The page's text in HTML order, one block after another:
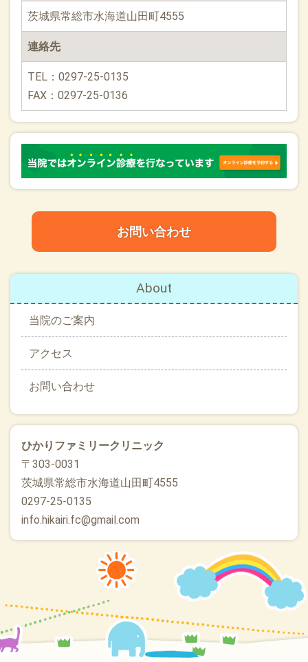
茨城県常総市水海道山田町4555
連絡先
TEL：0297-25-0135
FAX：0297-25-0136
お問い合わせ
About
当院のご案内
アクセス
お問い合わせ
ひかりファミリークリニック
〒303-0031
茨城県常総市水海道山田町4555
0297-25-0135
info.hikairi.fc@gmail.com